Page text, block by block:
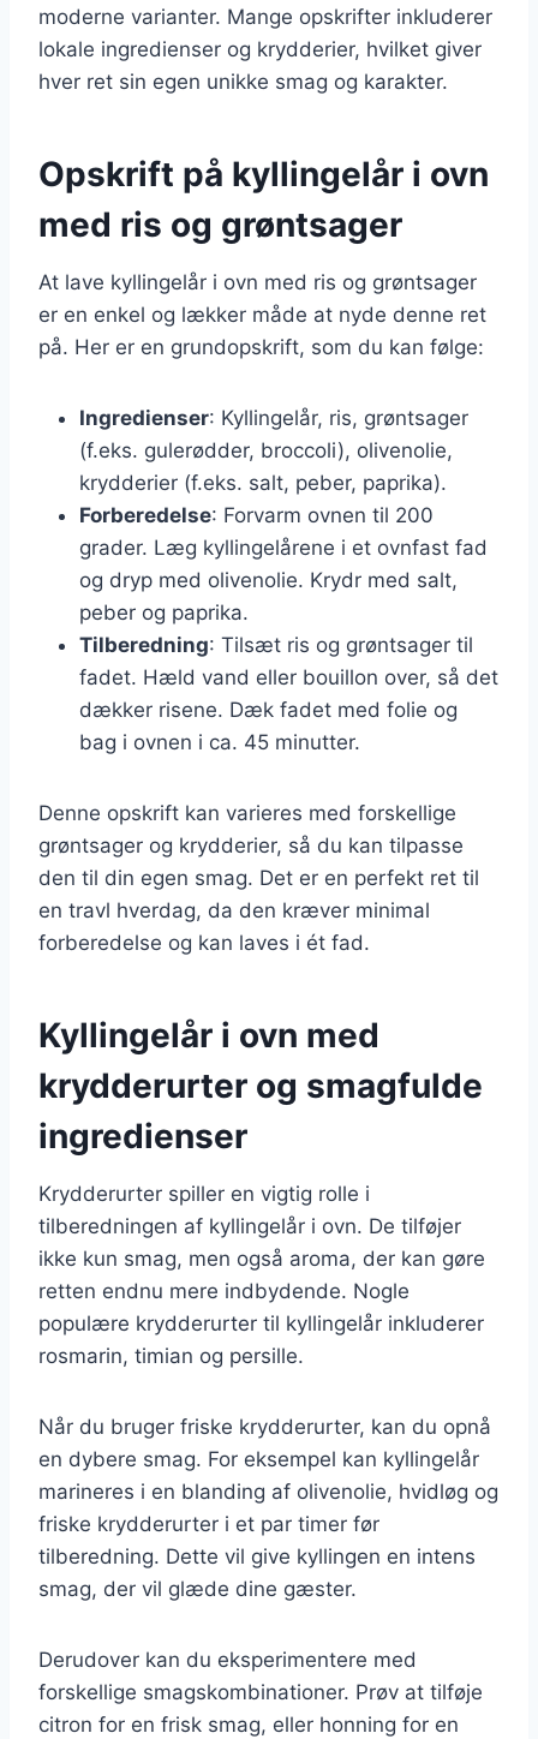
moderne varianter. Mange opskrifter inkluderer
lokale ingredienser og krydderier, hvilket giver
hver ret sin egen unikke smag og karakter.
Opskrift på kyllingelår i ovn
med ris og grøntsager
At lave kyllingelår i ovn med ris og grøntsager
er en enkel og lækker måde at nyde denne ret
på. Her er en grundopskrift, som du kan følge:
Ingredienser: Kyllingelår, ris, grøntsager
(f.eks. gulerødder, broccoli), olivenolie,
krydderier (f.eks. salt, peber, paprika).
Forberedelse: Forvarm ovnen til 200
grader. Læg kyllingelårene i et ovnfast fad
og dryp med olivenolie. Krydr med salt,
peber og paprika.
Tilberedning: Tilsæt ris og grøntsager til
fadet. Hæld vand eller bouillon over, så det
dækker risene. Dæk fadet med folie og
bag i ovnen i ca. 45 minutter.
Denne opskrift kan varieres med forskellige
grøntsager og krydderier, så du kan tilpasse
den til din egen smag. Det er en perfekt ret til
en travl hverdag, da den kræver minimal
forberedelse og kan laves i ét fad.
Kyllingelår i ovn med
krydderurter og smagfulde
ingredienser
Krydderurter spiller en vigtig rolle i
tilberedningen af kyllingelår i ovn. De tilføjer
ikke kun smag, men også aroma, der kan gøre
retten endnu mere indbydende. Nogle
populære krydderurter til kyllingelår inkluderer
rosmarin, timian og persille.
Når du bruger friske krydderurter, kan du opnå
en dybere smag. For eksempel kan kyllingelår
marineres i en blanding af olivenolie, hvidløg og
friske krydderurter i et par timer før
tilberedning. Dette vil give kyllingen en intens
smag, der vil glæde dine gæster.
Derudover kan du eksperimentere med
forskellige smagskombinationer. Prøv at tilføje
citron for en frisk smag, eller honning for en